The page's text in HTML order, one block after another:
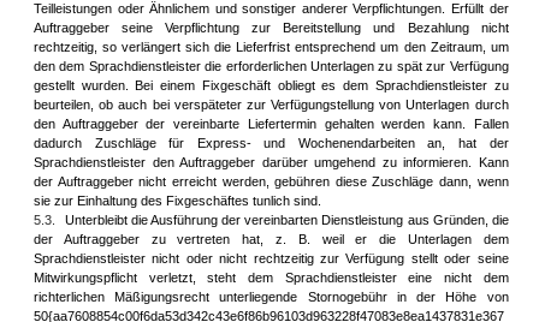
Teilleistungen oder Ähnlichem und sonstiger anderer Verpflichtungen. Erfüllt der
Auftraggeber seine Verpflichtung zur Bereitstellung und Bezahlung nicht
rechtzeitig, so verlängert sich die Lieferfrist entsprechend um den Zeitraum, um
den dem Sprachdienstleister die erforderlichen Unterlagen zu spät zur Verfügung
gestellt wurden. Bei einem Fixgeschäft obliegt es dem Sprachdienstleister zu
beurteilen, ob auch bei verspäteter zur Verfügungstellung von Unterlagen durch
den Auftraggeber der vereinbarte Liefertermin gehalten werden kann. Fallen
dadurch Zuschläge für Express- und Wochenendarbeiten an, hat der
Sprachdienstleister den Auftraggeber darüber umgehend zu informieren. Kann
der Auftraggeber nicht erreicht werden, gebühren diese Zuschläge dann, wenn
sie zur Einhaltung des Fixgeschäftes tunlich sind.
5.3.
Unterbleibt die Ausführung der vereinbarten Dienstleistung aus Gründen, die
der Auftraggeber zu vertreten hat, z. B. weil er die Unterlagen dem
Sprachdienstleister nicht oder nicht rechtzeitig zur Verfügung stellt oder seine
Mitwirkungspflicht verletzt, steht dem Sprachdienstleister eine nicht dem
richterlichen Mäßigungsrecht unterliegende Stornogebühr in der Höhe von
50{aa7608854c00f6da53d342c43e6f86b96103d963228f47083e8ea1437831e367